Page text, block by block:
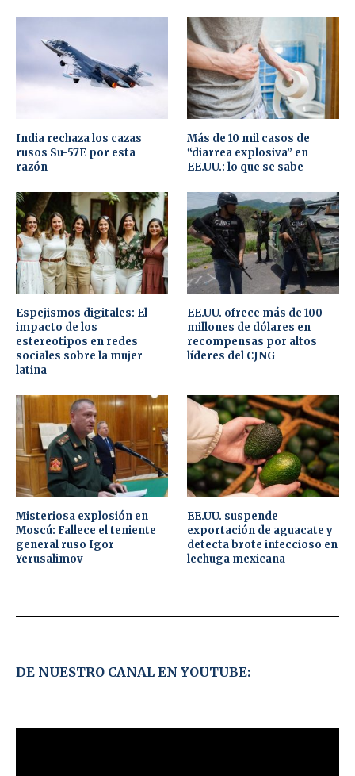
India rechaza los cazas
rusos Su-57E por esta
razón
Más de 10 mil casos de
“diarrea explosiva” en
EE.UU.: lo que se sabe
Espejismos digitales: El
impacto de los
estereotipos en redes
sociales sobre la mujer
latina
EE.UU. ofrece más de 100
millones de dólares en
recompensas por altos
líderes del CJNG
Misteriosa explosión en
Moscú: Fallece el teniente
general ruso Igor
Yerusalimov
EE.UU. suspende
exportación de aguacate y
detecta brote infeccioso en
lechuga mexicana
DE NUESTRO CANAL EN YOUTUBE: